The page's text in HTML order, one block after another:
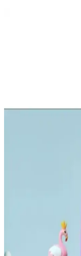
AKILLICA Süresiz
günlük planlamayı
Gift Moda
temaları, özellikleri ve
2025'te Matt
Hayatınız Değişsin